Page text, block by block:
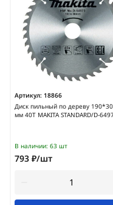
Артикул: 18866
Диск пильный по дереву
мм 40Т MAKITA STANDARD/D-
В наличии: 63 шт
793 ₽/шт